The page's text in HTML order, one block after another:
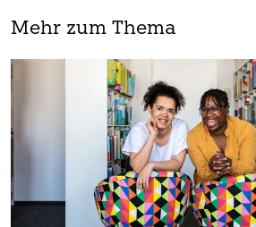
Mehr zum Thema